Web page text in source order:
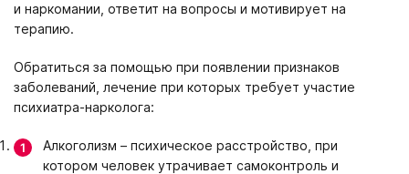
и наркомании, ответит на вопросы и мотивирует на
терапию.
Обратиться за помощью при появлении признаков
заболеваний, лечение при которых требует участие
психиатра-нарколога:
Алкоголизм – психическое расстройство, при
котором человек утрачивает самоконтроль и